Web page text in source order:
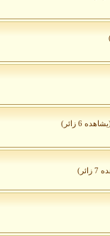
6 زائر)
زائر)